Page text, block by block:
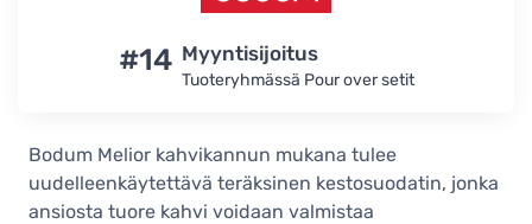
#14 Myyntisijoitus
Tuoteryhmässä Pour over setit
Bodum Melior kahvikannun mukana tulee
uudelleenkäytettävä teräksinen kestosuodatin, jonka
ansiosta tuore kahvi voidaan valmistaa